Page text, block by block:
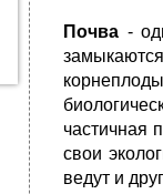
Почва -
частичная
свои
ведут и